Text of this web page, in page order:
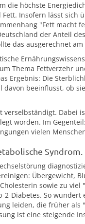
die höchste
Insofern lässt sich
"Fett macht
der Anteil
das ausgerechnet am
Thema Fettverzehr
Ergebnis: Die
beeinflusst, ob
Dabei
worden. Im
vielen
Syndrom.
Übergewicht,
sowie zu viel
Diabetes. So
leiden, die früher als
ist eine steigende